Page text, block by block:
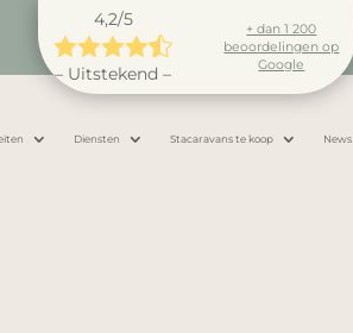
4,2/5

– Uitstekend –
+ dan 1 200
beoordelingen op
Google
Diensten Stacaravans te koop News